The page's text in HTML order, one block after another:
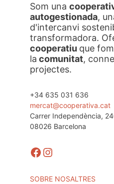
Som una
autogestionada,
d'intercanvi
transformadora.
cooperatiu que
la comunitat,
projectes.
+34 635 031 636
mercat@cooperativa.cat
Carrer Independència,
08026 Barcelona
Facebook
Instagram
SOBRE NOSALTRES